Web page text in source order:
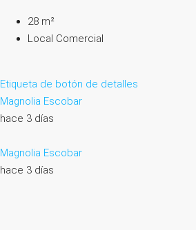
28 m²
Local Comercial
Etiqueta de botón de detalles
Magnolia Escobar
hace 3 días
Magnolia Escobar
hace 3 días